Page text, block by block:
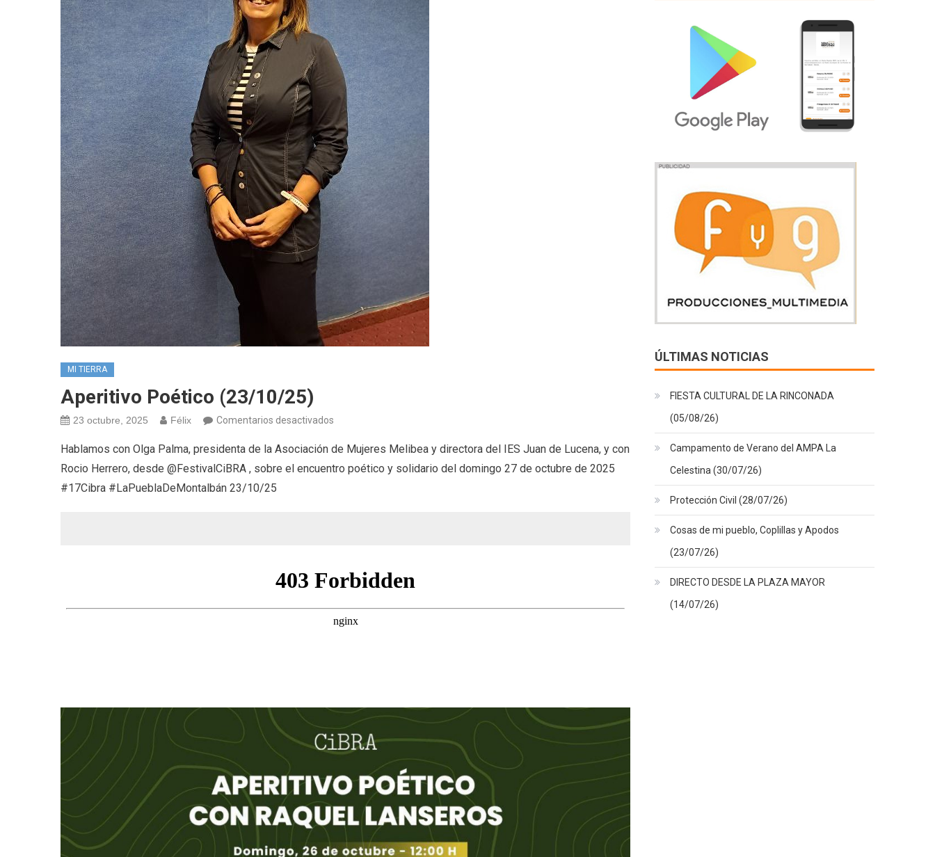
MI TIERRA
Aperitivo Poético (23/10/25)
23 octubre, 2025 Félix Comentarios desactivados
poético
(23/10/25)
Hablamos con Olga Palma, presidenta de la Asociación de Mujeres Melibea y directora del IES Juan de Lucena, y con
Rocio Herrero, desde @FestivalCiBRA , sobre el encuentro poético y solidario del domingo 27 de octubre de 2025
#17Cibra #LaPueblaDeMontalbán 23/10/25
ÚLTIMAS NOTICIAS
FIESTA CULTURAL DE LA RINCONADA
(05/08/26)
Campamento de Verano del AMPA La
Celestina (30/07/26)
Protección Civil (28/07/26)
Cosas de mi pueblo, Coplillas y Apodos
(23/07/26)
DIRECTO DESDE LA PLAZA MAYOR
(14/07/26)